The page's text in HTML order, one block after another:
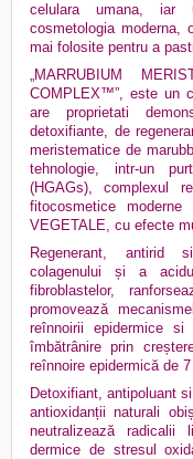
celulara umana, iar
cosmetologia
mai folosite pentru a
„MARRUBIUM
COMPLEX™”, este un
are proprietati
detoxifiante, de
meristematice de
tehnologie, intr-un
(HGAGs), complexul
fitocosmetice
VEGETALE, cu efecte
Regenerant, antirid
colagenului și a
fibroblastelor,
promovează
reînnoirii epidermice
îmbătrânire prin
reînnoire epidermică de
Detoxifiant, antipoluant
antioxidanții naturali
neutralizează radicalii
dermice de stresul